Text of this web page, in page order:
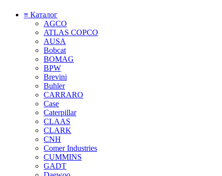
≡ Каталог
AGCO
ATLAS COPCO
AUSA
Bobcat
BOMAG
BPW
Brevini
Buhler
CARRARO
Case
Caterpillar
CLAAS
CLARK
CNH
Comer Industries
CUMMINS
GADT